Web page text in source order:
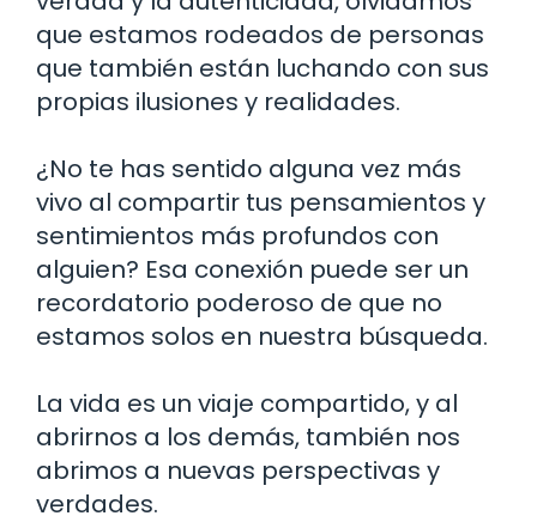
que estamos rodeados de personas
que también están luchando con sus
propias ilusiones y realidades.
¿No te has sentido alguna vez más
vivo al compartir tus pensamientos y
sentimientos más profundos con
alguien? Esa conexión puede ser un
recordatorio poderoso de que no
estamos solos en nuestra búsqueda.
La vida es un viaje compartido, y al
abrirnos a los demás, también nos
abrimos a nuevas perspectivas y
verdades.